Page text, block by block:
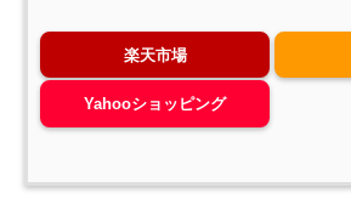
楽天市場
Yahooショッピング